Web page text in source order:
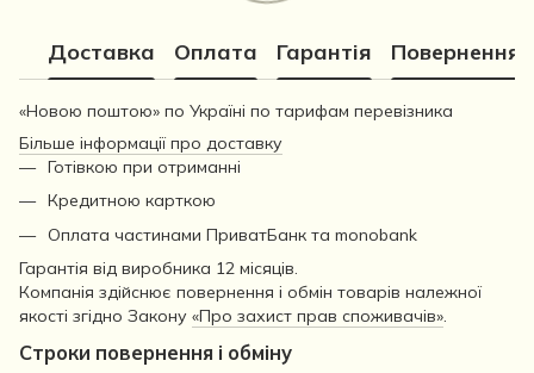
Доставка Оплата Гарантія Повернення
«Новою поштою» по Україні по тарифам перевізника
Більше інформації про доставку
Готівкою при отриманні
Кредитною карткою
Оплата частинами ПриватБанк та monobank
Гарантія від виробника 12 місяців.
Компанія здійснює повернення і обмін товарів належної
якості згідно Закону «Про захист прав споживачів».
Строки повернення і обміну